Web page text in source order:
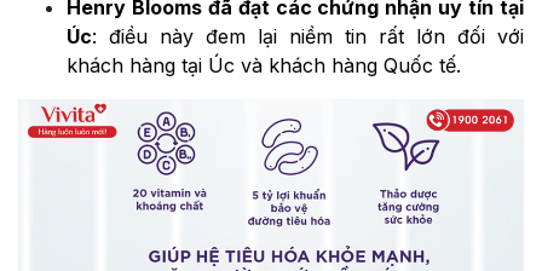
Henry Blooms đã đạt các chứng nhận uy tín tại
Úc: điều này đem lại niềm tin rất lớn đối với
khách hàng tại Úc và khách hàng Quốc tế.